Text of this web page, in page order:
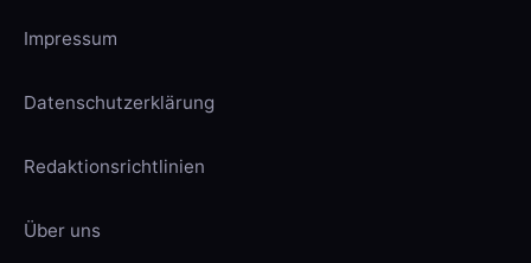
Impressum
Datenschutzerklärung
Redaktionsrichtlinien
Über uns